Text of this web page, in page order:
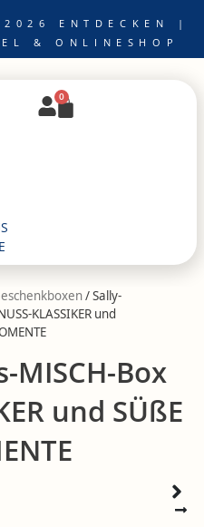
2026 ENTDECKEN |
& ONLINESHOP
0
Warenkorb
/ Sally-
KLASSIKER und
MISCH-Box
und SÜßE